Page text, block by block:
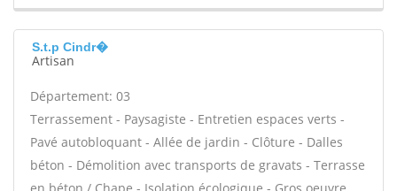
S.t.p Cindr�
Artisan
Département: 03
Terrassement - Paysagiste - Entretien espaces verts -
Pavé autobloquant - Allée de jardin - Clôture - Dalles
béton - Démolition avec transports de gravats - Terrasse